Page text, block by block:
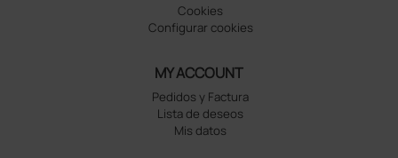
Cookies
Configurar cookies
MY ACCOUNT
Pedidos y Factura
Lista de deseos
Mis datos